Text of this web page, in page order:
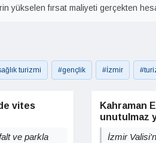
yükselen fırsat maliyeti gerçekten
turizmi #gençlik #İzmir
vites
ve parkla
Kahraman
unutulmaz
İzmir